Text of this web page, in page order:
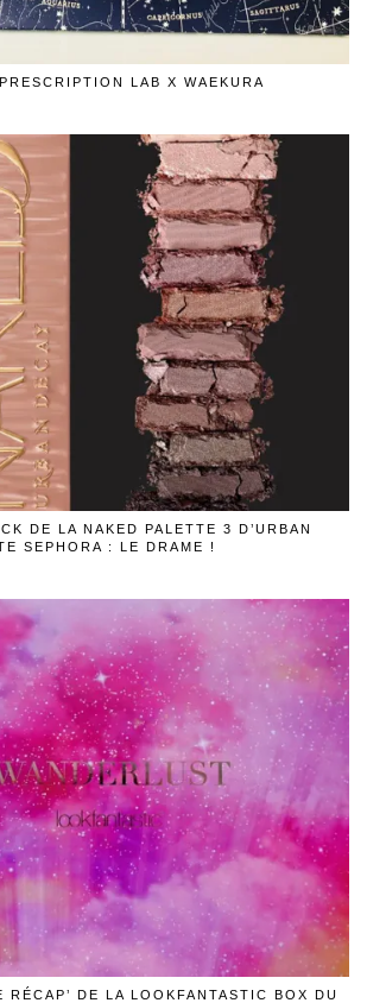
LAB X WAEKURA
DE LA NAKED PALETTE 3 D’URBAN
SEPHORA : LE DRAME !
RÉCAP’ DE LA LOOKFANTASTIC BOX DU